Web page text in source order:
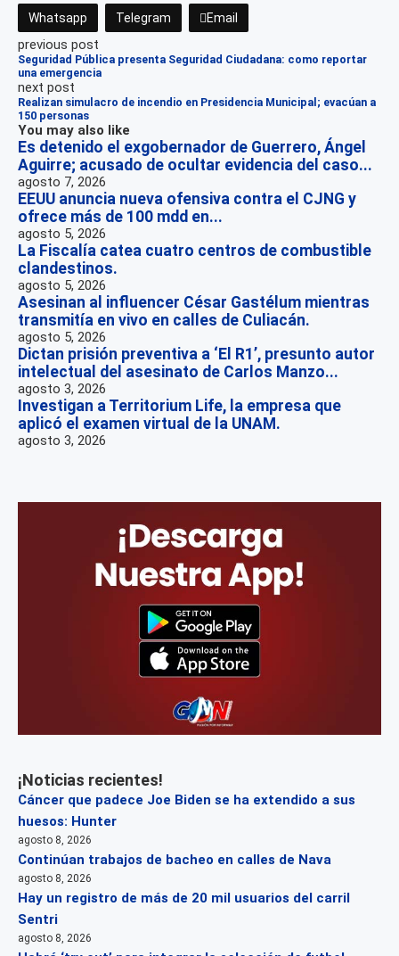
Whatsapp Telegram Email
previous post
Seguridad Pública presenta Seguridad Ciudadana: como reportar
una emergencia
next post
Realizan simulacro de incendio en Presidencia Municipal; evacúan a
150 personas
You may also like
Es detenido el exgobernador de Guerrero, Ángel
Aguirre; acusado de ocultar evidencia del caso...
agosto 7, 2026
EEUU anuncia nueva ofensiva contra el CJNG y
ofrece más de 100 mdd en...
agosto 5, 2026
La Fiscalía catea cuatro centros de combustible
clandestinos.
agosto 5, 2026
Asesinan al influencer César Gastélum mientras
transmitía en vivo en calles de Culiacán.
agosto 5, 2026
Dictan prisión preventiva a ‘El R1’, presunto autor
intelectual del asesinato de Carlos Manzo...
agosto 3, 2026
Investigan a Territorium Life, la empresa que
aplicó el examen virtual de la UNAM.
agosto 3, 2026
¡Noticias recientes!
Cáncer que padece Joe Biden se ha extendido a sus
huesos: Hunter
agosto 8, 2026
Continúan trabajos de bacheo en calles de Nava
agosto 8, 2026
Hay un registro de más de 20 mil usuarios del carril
Sentri
agosto 8, 2026